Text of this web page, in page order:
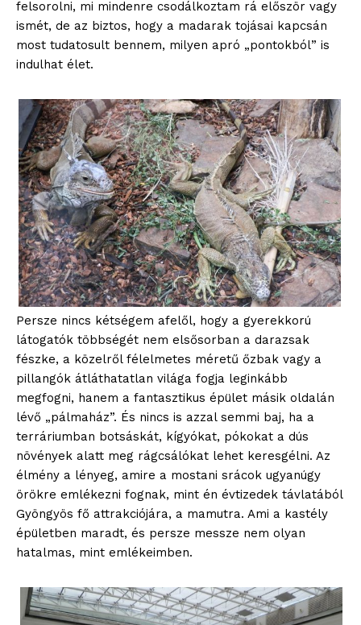
felsorolni, mi mindenre csodálkoztam rá először vagy
ismét, de az biztos, hogy a madarak tojásai kapcsán
most tudatosult bennem, milyen apró „pontokból” is
indulhat élet.
Persze nincs kétségem afelől, hogy a gyerekkorú
látogatók többségét nem elsősorban a darazsak
fészke, a közelről félelmetes méretű őzbak vagy a
pillangók átláthatatlan világa fogja leginkább
megfogni, hanem a fantasztikus épület másik oldalán
lévő „pálmaház”. És nincs is azzal semmi baj, ha a
terráriumban botsáskát, kígyókat, pókokat a dús
növények alatt meg rágcsálókat lehet keresgélni. Az
élmény a lényeg, amire a mostani srácok ugyanúgy
örökre emlékezni fognak, mint én évtizedek távlatából
Gyöngyös fő attrakciójára, a mamutra. Ami a kastély
épületben maradt, és persze messze nem olyan
hatalmas, mint emlékeimben.